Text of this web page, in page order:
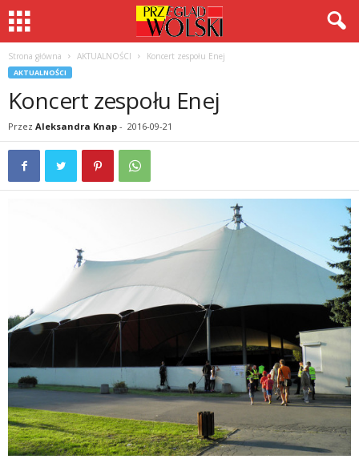
Strona główna AKTUALNOŚCI Koncert zespołu Enej
AKTUALNOŚCI
Koncert zespołu Enej
Przez Aleksandra Knap - 2016-09-21